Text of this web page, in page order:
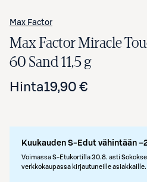
Max Factor
Max Factor Miracle
60 Sand 11,5 g
Hinta19,90 €
Kuukauden S-Edut vähintään
Voimassa S-Etukortilla 30.8. asti
verkkokaupassa kirjautuneille asiakkaille.